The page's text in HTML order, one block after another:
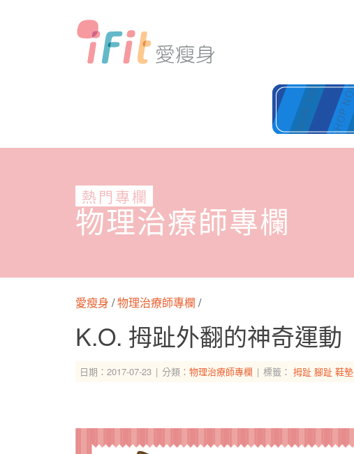
熱門專欄
物理治療師專欄
愛瘦身 /物理治療師專欄 /
K.O. 拇趾外翻的神奇運動
日期：2017-07-23 分類： 物理治療師專欄 標籤： 拇趾 腳趾 鞋墊